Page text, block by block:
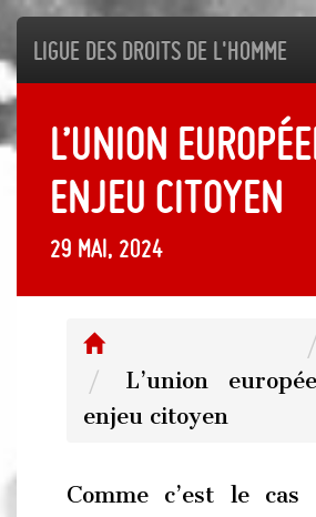
Ligue des droits de l'Homme
L’union
enjeu citoyen
29 mai, 2024
L’union
enjeu citoyen
Comme c’est le cas